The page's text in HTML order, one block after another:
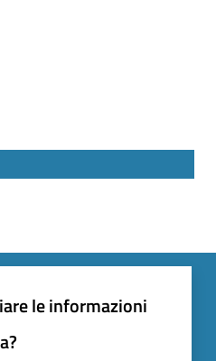
le informazioni